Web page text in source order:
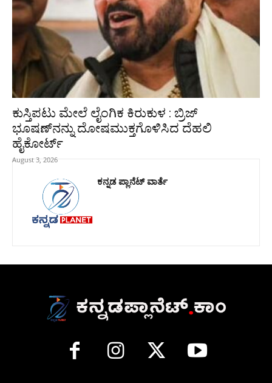
ಕುಸ್ತಿಪಟು ಮೇಲೆ ಲೈಂಗಿಕ ಕಿರುಕುಳ : ಬ್ರಿಜ್‌
ಭೂಷಣ್‌ನನ್ನು ದೋಷಮುಕ್ತಗೊಳಿಸಿದ ದೆಹಲಿ
ಹೈಕೋರ್ಟ್‌
August 3, 2026
ಕನ್ನಡ ಪ್ಲಾನೆಟ್ ವಾರ್ತೆ